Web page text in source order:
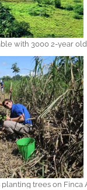
with 3000 2-year
trees on Finca